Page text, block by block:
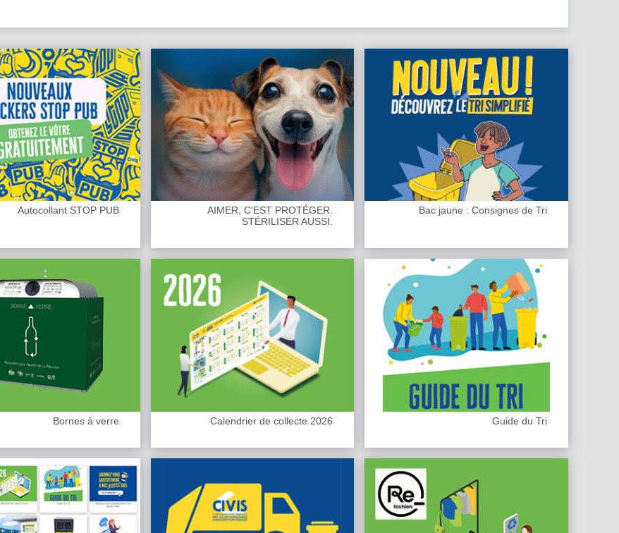
Autocollant STOP PUB
AIMER, C'EST PROTÉGER.
STÉRILISER AUSSI.
Bac jaune : Consignes de Tri
Bornes à verre Calendrier de collecte 2026 Guide du Tri